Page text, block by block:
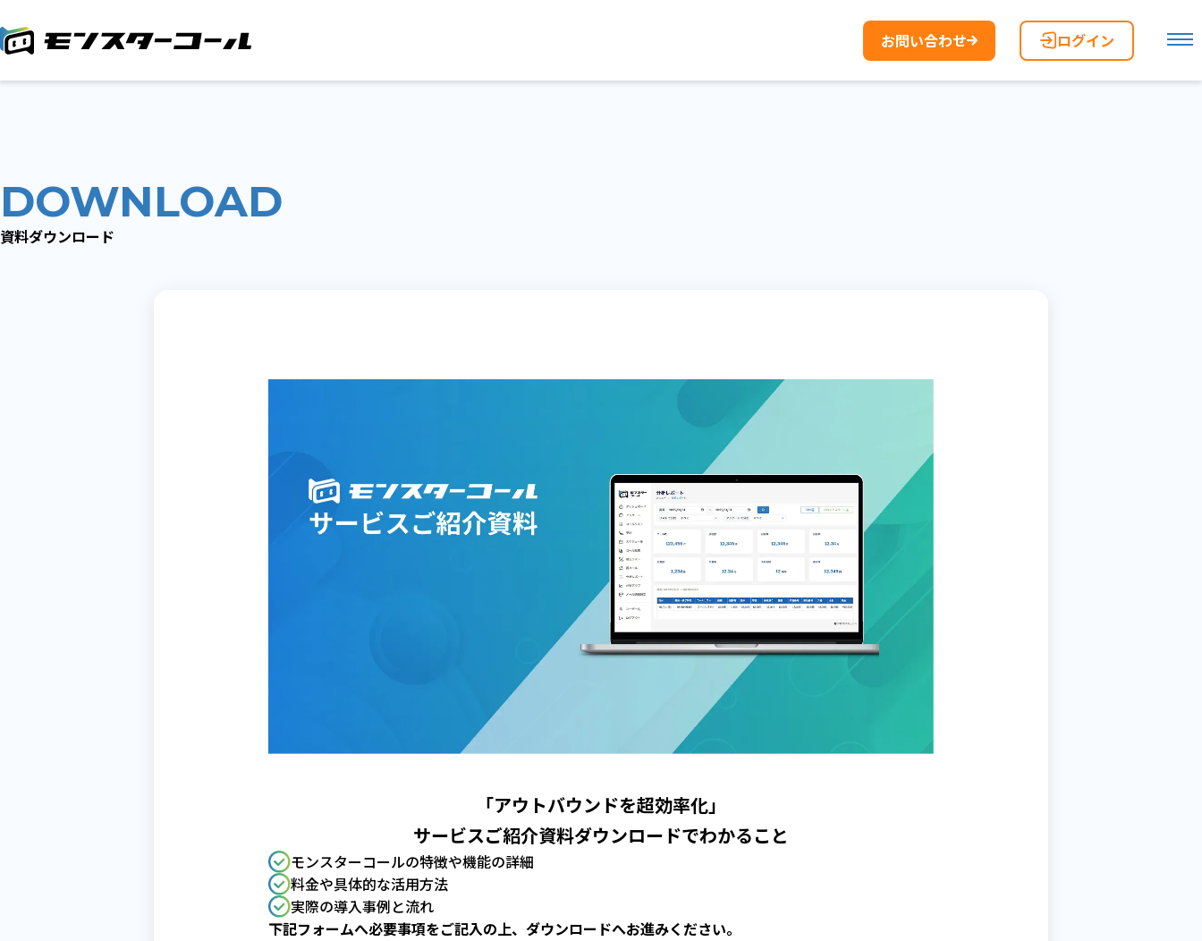
お問い合わせ ログイン
DOWNLOAD
資料ダウンロード
「アウトバウンドを超効率化」
サービスご紹介資料ダウンロードでわかること
モンスターコールの特徴や機能の詳細
料金や具体的な活用方法
実際の導入事例と流れ
下記フォームへ必要事項をご記入の上、ダウンロードへお進みください。